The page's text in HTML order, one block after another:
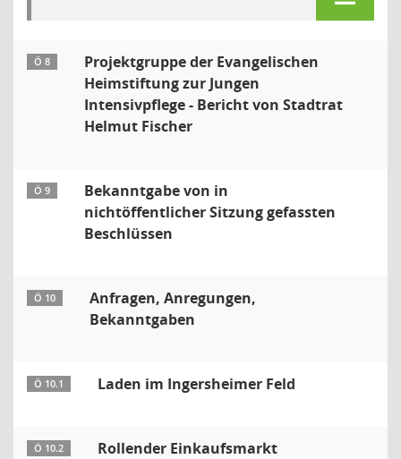
Ö 8
Projektgruppe der Evangelischen
Heimstiftung zur Jungen
Intensivpflege - Bericht von Stadtrat
Helmut Fischer
Ö 9
Bekanntgabe von in
nichtöffentlicher Sitzung gefassten
Beschlüssen
Ö 10
Anfragen, Anregungen,
Bekanntgaben
Ö 10.1 Laden im Ingersheimer Feld
Ö 10.2 Rollender Einkaufsmarkt